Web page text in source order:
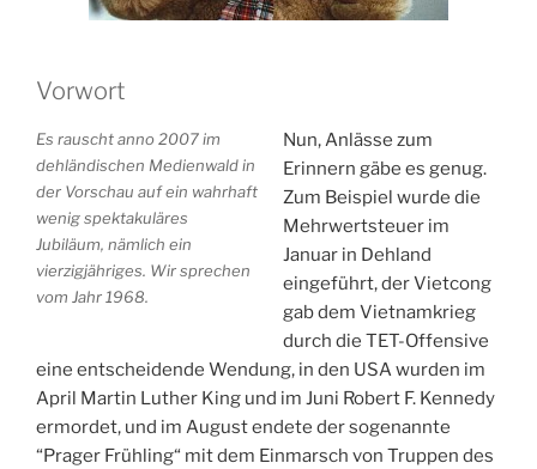
Vorwort
Es rauscht anno 2007 im
dehländischen Medienwald in
der Vorschau auf ein wahrhaft
wenig spektakuläres
Jubiläum, nämlich ein
vierzigjähriges. Wir sprechen
vom Jahr 1968.
Nun, Anlässe zum
Erinnern gäbe es genug.
Zum Beispiel wurde die
Mehrwertsteuer im
Januar in Dehland
eingeführt, der Vietcong
gab dem Vietnamkrieg
durch die TET-Offensive
eine entscheidende Wendung, in den USA wurden im
April Martin Luther King und im Juni Robert F. Kennedy
ermordet, und im August endete der sogenannte
“Prager Frühling“ mit dem Einmarsch von Truppen des